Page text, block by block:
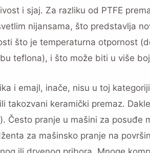
i sjaj. Za razliku od PTFE
nijansama, što predstavlja
što je temperaturna otpornost
teflona), i što može biti u više
i emajl, inače, nisu u toj
takozvani keramički premaz.
Često pranje u mašini za posuđe
za mašinsko pranje na